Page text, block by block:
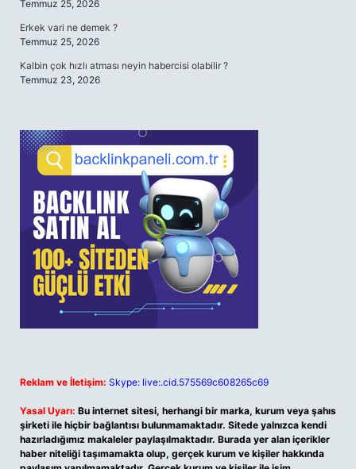
Temmuz 25, 2026
Erkek vari ne demek ?
Temmuz 25, 2026
Kalbin çok hızlı atması neyin habercisi olabilir ?
Temmuz 23, 2026
Reklam ve İletişim: Skype: live:.cid.575569c608265c69
Yasal Uyarı: Bu internet sitesi, herhangi bir marka, kurum veya şahıs
şirketi ile hiçbir bağlantısı bulunmamaktadır. Sitede yalnızca kendi
hazırladığımız makaleler paylaşılmaktadır. Burada yer alan içerikler
haber niteliği taşımamakta olup, gerçek kurum ve kişiler hakkında